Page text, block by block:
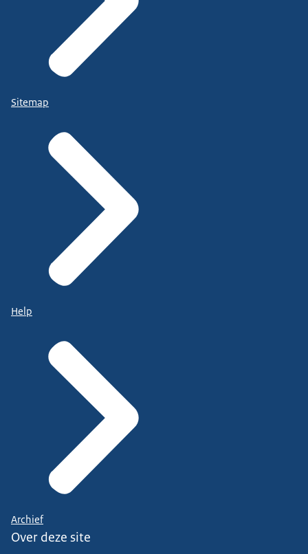
Sitemap
Help
Archief
Over deze site